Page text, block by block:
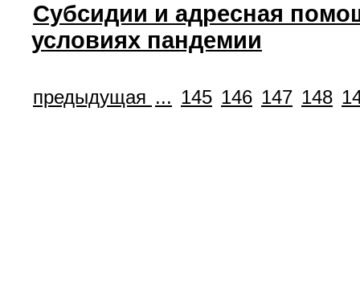
Субсидии и адресная
условиях пандемии
предыдущая ... 145 146 147 148